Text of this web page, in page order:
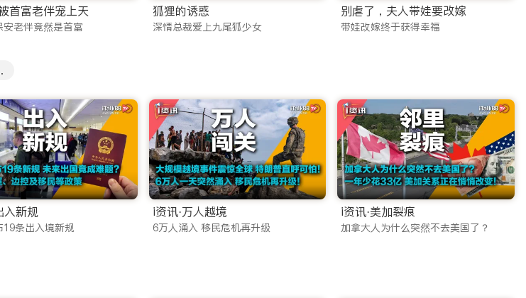
竞演、脱口秀等节目零时差上线，让您紧跟国内流行话题。同时，专门为海外华裔儿童打造的少儿动
我们深知直播信号对海外用户的重要性，因此投入巨资优化传输线路。
、东方卫视等一线地方卫视。
，您都可以通过华人直播功能，与国内亲友共同倒数，共度佳节。
跟时代脉搏。
频网站是一条艰难但正确的路。iTalkBB TV 承诺：
是对影视创作者的尊重。我们的技术团队针对海外网络环境进行了深度CDN加速，无论您是在北美、
里不仅有看不完的好剧，更有连接全球华人的温情。让我们成为您海外生活中不可或缺的娱乐伙伴，
首富老伴宠上天
安老伴竟然是首富
狐狸的诱惑
深情总裁爱上九尾狐少女
别虐了，夫人带娃要改嫁
带娃改嫁终于获得幸福
入新规
19条出入境新规
i资讯·万人越境
6万人涌入 移民危机再升级
i资讯·美加裂痕
加拿大人为什么突然不去美国了？